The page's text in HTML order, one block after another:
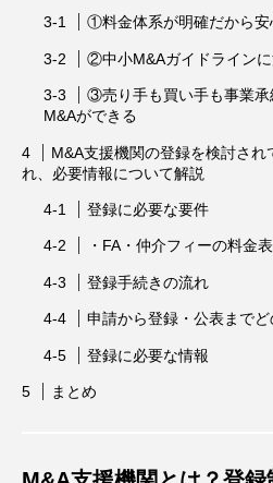
①料金体系が明確だから安
②中小M&Aガイドライン
③売り手も買い手も事業承
M&Aができる
M&A支援機関の登録を検討さ
れ、必要情報について解説
登録に必要な要件
・FA・仲介フィーの料金
登録手続きの流れ
申請から登録・公表まで
登録に必要な情報
まとめ